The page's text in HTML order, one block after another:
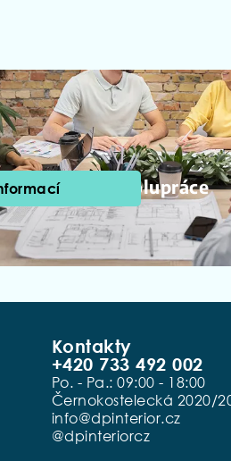
B2B spolupráce
Kontakty
+420 733 492 002
Po. - Pa.: 09:00 - 18:00
Černokostelecká 2020/
info@dpinterior.cz
@dpinteriorcz